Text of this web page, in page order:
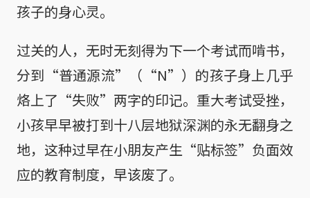
孩子的身心灵。
过关的人，无时无刻得为下一个考试而啃书，
分到“普通源流”（“N”）的孩子身上几乎
烙上了“失败”两字的印记。重大考试受挫，
小孩早早被打到十八层地狱深渊的永无翻身之
地，这种过早在小朋友产生“贴标签”负面效
应的教育制度，早该废了。